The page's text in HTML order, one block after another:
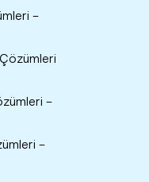
–
Çözümleri
–
–